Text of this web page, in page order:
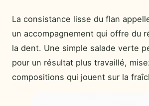
La consistance lisse du flan
un accompagnement qui offre du
la dent. Une simple salade verte
pour un résultat plus travaillé,
compositions qui jouent sur la